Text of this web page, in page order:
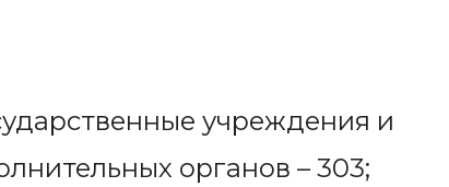
учреждения и
органов – 303;